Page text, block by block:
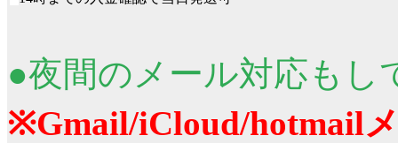
●夜間のメール対応もし
※Gmail/iCloud/hotmail